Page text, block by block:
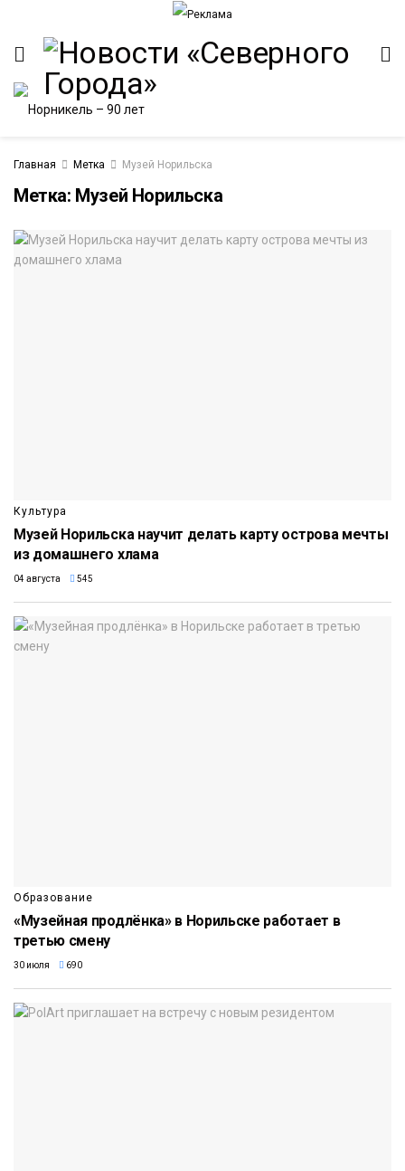
Главная Метка Музей Норильска
Метка: Музей Норильска
Культура
Музей Норильска научит делать карту острова мечты
из домашнего хлама
04 августа 545
Образование
«Музейная продлёнка» в Норильске работает в
третью смену
30 июля 690